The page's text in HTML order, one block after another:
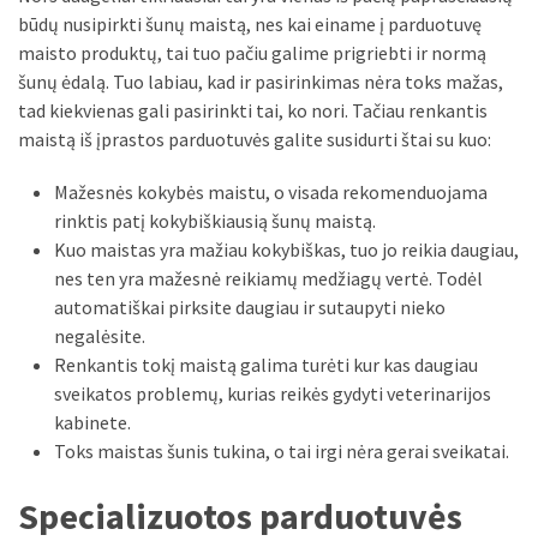
kiek
laiko
tikrųjų
trunka
MOST
CATEGORIES
Patarimai
Prekės
Paslaugos
būdų nusipirkti šunų maistą, nes kai einame į parduotuvę
maisto produktų, tai tuo pačiu galime prigriebti ir normą
šunų ėdalą. Tuo labiau, kad ir pasirinkimas nėra toks mažas,
tad kiekvienas gali pasirinkti tai, ko nori. Tačiau renkantis
maistą iš įprastos parduotuvės galite susidurti štai su kuo:
Mažesnės kokybės maistu, o visada rekomenduojama
rinktis patį kokybiškiausią šunų maistą.
Kuo maistas yra mažiau kokybiškas, tuo jo reikia daugiau,
nes ten yra mažesnė reikiamų medžiagų vertė. Todėl
automatiškai pirksite daugiau ir sutaupyti nieko
negalėsite.
Renkantis tokį maistą galima turėti kur kas daugiau
sveikatos problemų, kurias reikės gydyti veterinarijos
kabinete.
Toks maistas šunis tukina, o tai irgi nėra gerai sveikatai.
Specializuotos parduotuvės